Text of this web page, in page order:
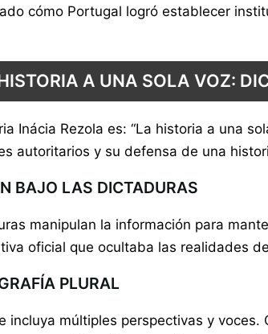
cómo Portugal logró establecer
A UNA SOLA VOZ:
Inácia Rezola es: “La historia a una
autoritarios y su defensa de una
BAJO LAS DICTADURAS
manipulan la información para
oficial que ocultaba las realidades
PLURAL
incluya múltiples perspectivas y